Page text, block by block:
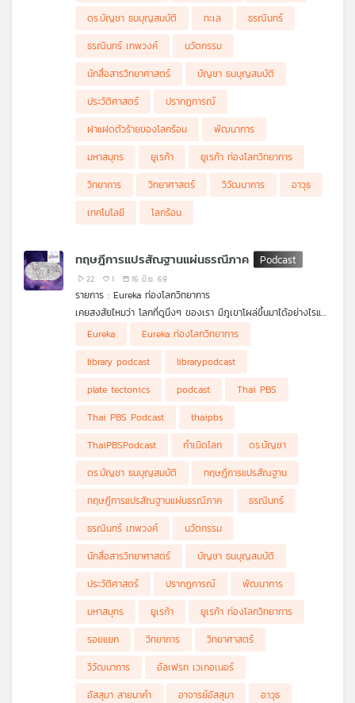
ดร.บัญชา ธนบุญสมบัติ
ทะเล
ธรณินทร์
ธรณินทร์ เทพวงค์
นวัตกรรม
นักสื่อสารวิทยาศาสตร์
บัญชา ธนบุญสมบัติ
ประวัติศาสตร์
ปรากฏการณ์
ฝาแฝดตัวร้ายของโลกร้อน
พัฒนาการ
มหาสมุทร
ยูเรก้า
ยูเรก้า ท่องโลกวิทยาการ
วิทยาการ
วิทยาศาสตร์ วิวัฒนาการ
อาวุธ
เทคโนโลยี
โลกร้อน
ทฤษฎีการแปรสัณฐานแผ่นธรณีภาค
22 1 16 มิ.ย. 69
รายการ : Eureka ท่องโลกวิทยาการ
เคยสงสัยไหมว่า โลกที่ดูนิ่งๆ ของเรา มีภูเขาโผล่ขึ้นมาได้อย่างไรและ
มหาสมุทรเกิดขึ้นมาได้อย่างไร ? คำถามเหล่านี้นำไปสู่หนึ่งในแนวคิดที่
สำคัญอันหนึ่งที่เปลี่ยนความเข้าใจของมนุษย์เกี่ยวกับโลกไปตลอดกาล
รายการ Eureka ท่องโลกวิทยาการ ep นี้ อาจารย์อัสสุมา สายนาคำ
จะพาไปทำความรู้จักกับแนวคิดทวีปเลื่อน (continental drift) ขอ
งอัลเฟรท เวเกอเนอร์ (Alfred Wegener) นักวิทยาศาสตร์ชาว
เยอรมัน ผู้ที่สงสัยว่า "ทำไมชายฝั่งด้านตะวันตกของทวีปแอฟริกาและ
ชายฝั่งด้านตะวันออกของทวีปอเมริกาใต้ถึงดูเหมือนจิ๊กซอว์ที่ต่อกัน
ได้พอดี? ทวีปทั้ง 2 นี้ เคยเชื่อมต่อกันหรือไม่ จนนำไปสู่แนวคิดที่ว่า
"ทวีปต่าง ๆ บนโลกที่เห็นในปัจจุบัน เคยอยู่รวมกันเป็นมหาทวีปขนาด
ในภายหลัง" และแนวคิดนี้ก็สร้างคำถามสำคัญถัดมา คือ "แล้วอะไรที่
ทำให้พันเจีย หรือทวีปทั้งทวีปแยกออกจากกัน ?"
แม้เวเกอเนอร์จะมีหลักฐานสำคัญที่ชี้ว่าทวีปต่างๆ เคยอยู่ติดกันจริงๆ
แต่ก็ไม่สามารถตอบได้ว่าอะไรทำให้ทวีปเคลื่อนที่ออกจากกัน จนกระทั่ง
ในช่วงศวรรษที่ 20 มีการสำรวจพื้นมหาสมุทร ทำให้พบกลไกการแยก
ออกจากกันของแผ่นธรณี และ "ทฤษฎีการแปรสัณฐานแผ่นธรณี
ภาค" (plate tectonics) ซึ่งเป็นกุญแจสำคัญที่จะอธิบายได้ว่าภูเขา
โผล่ขึ้นมาได้อย่างไร มาติดตามรับฟังเรื่องราวความเป็นมาของโลกไป
พร้อมกันได้ในรายการ Eureka ท่องโลกวิทยาการ ตอน Plate
Tectonics ทฤษฎีแผ่นธรณีแปรสัณฐาน
Eureka
Eureka ท่องโลกวิทยาการ
library podcast
librarypodcast
plate tectonics
podcast
Thai PBS
Thai PBS Podcast
thaipbs
ThaiPBSPodcast
กำเนิดโลก
ดร.บัญชา
ดร.บัญชา ธนบุญสมบัติ
ทฤษฎีการแปรสัณฐาน
ทฤษฎีการแปรสัณฐานแผ่นธรณีภาค
ธรณินทร์
ธรณินทร์ เทพวงค์
นวัตกรรม
นักสื่อสารวิทยาศาสตร์
บัญชา ธนบุญสมบัติ
ประวัติศาสตร์
ปรากฏการณ์
พัฒนาการ
มหาสมุทร
ยูเรก้า
ยูเรก้า ท่องโลกวิทยาการ
รอยแยก
วิทยาการ
วิทยาศาสตร์
วิวัฒนาการ
อัลเฟรท เวเกอเนอร์
อัสสุมา สายนาคำ
อาจารย์อัสสุมา
อาวุธ